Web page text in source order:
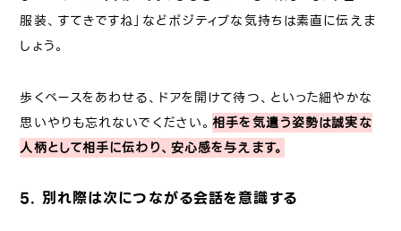
服装、すてきですね」などポジティブな気持ちは素直に伝えま
しょう。
歩くペースをあわせる、ドアを開けて待つ、といった細やかな
思いやりも忘れないでください。相手を気遣う姿勢は誠実な
人柄として相手に伝わり、安心感を与えます。
5. 別れ際は次につながる会話を意識する